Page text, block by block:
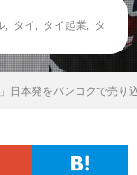
タイ タイ起業
タ
日本発をバンコクで売